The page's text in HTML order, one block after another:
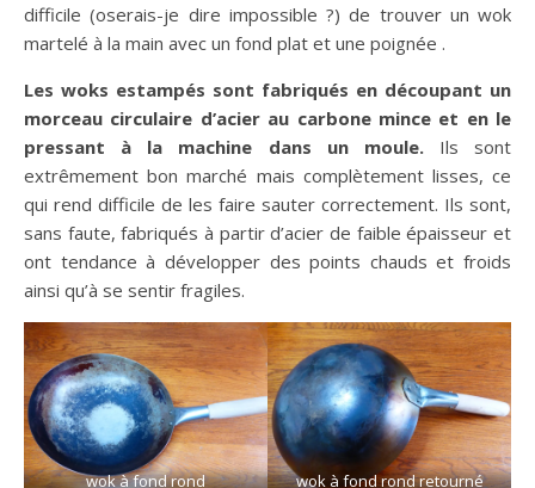
difficile (oserais-je dire impossible ?) de trouver un wok
martelé à la main avec un fond plat et une poignée .
Les woks estampés sont fabriqués en découpant un
morceau circulaire d’acier au carbone mince et en le
pressant à la machine dans un moule.Ils sont
extrêmement bon marché mais complètement lisses, ce
qui rend difficile de les faire sauter correctement. Ils sont,
sans faute, fabriqués à partir d’acier de faible épaisseur et
ont tendance à développer des points chauds et froids
ainsi qu’à se sentir fragiles.
wok à fond rond wok à fond rond retourné